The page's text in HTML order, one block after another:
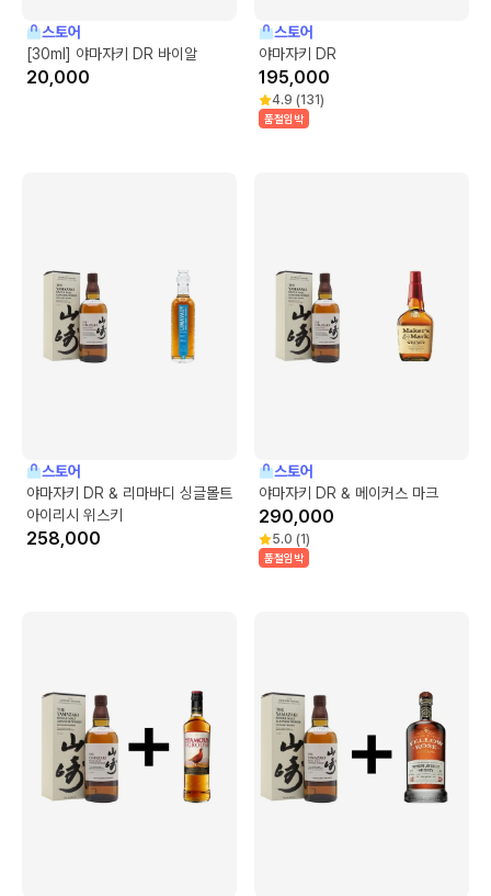
스토어
[30ml] 야마자키 DR 바이알
20,000
스토어
야마자키 DR
195,000
4.9 (131)
품절임박
스토어
야마자키 DR & 리마바디 싱글몰트
아이리시 위스키
258,000
스토어
야마자키 DR & 메이커스 마크
290,000
5.0 (1)
품절임박